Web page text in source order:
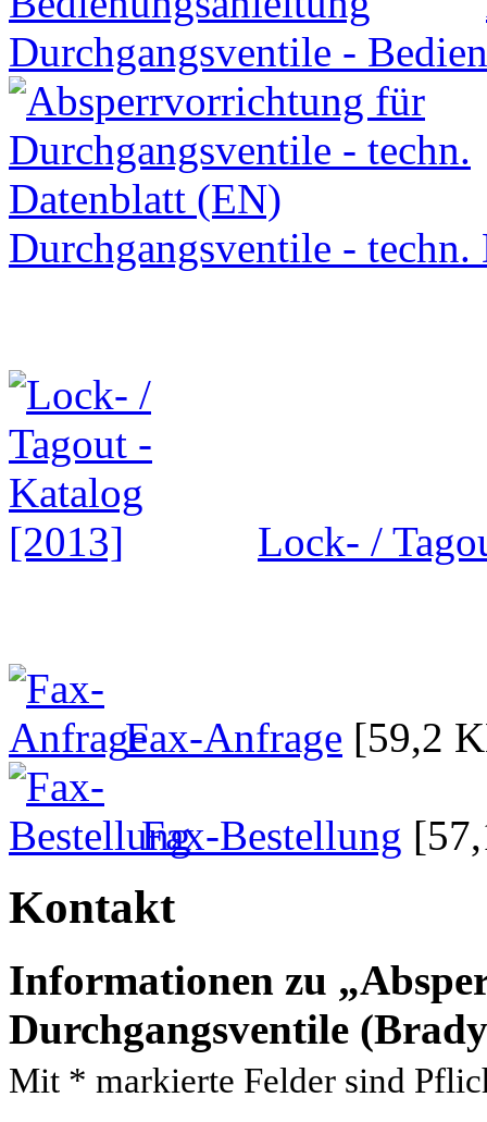
Durchgangsventile -
Durchgangsventile -
Lock- /
Fax-Anfrage [59,2
Fax-Bestellung
Kontakt
Informationen zu
Durchgangsventile
Mit * markierte Felder sind